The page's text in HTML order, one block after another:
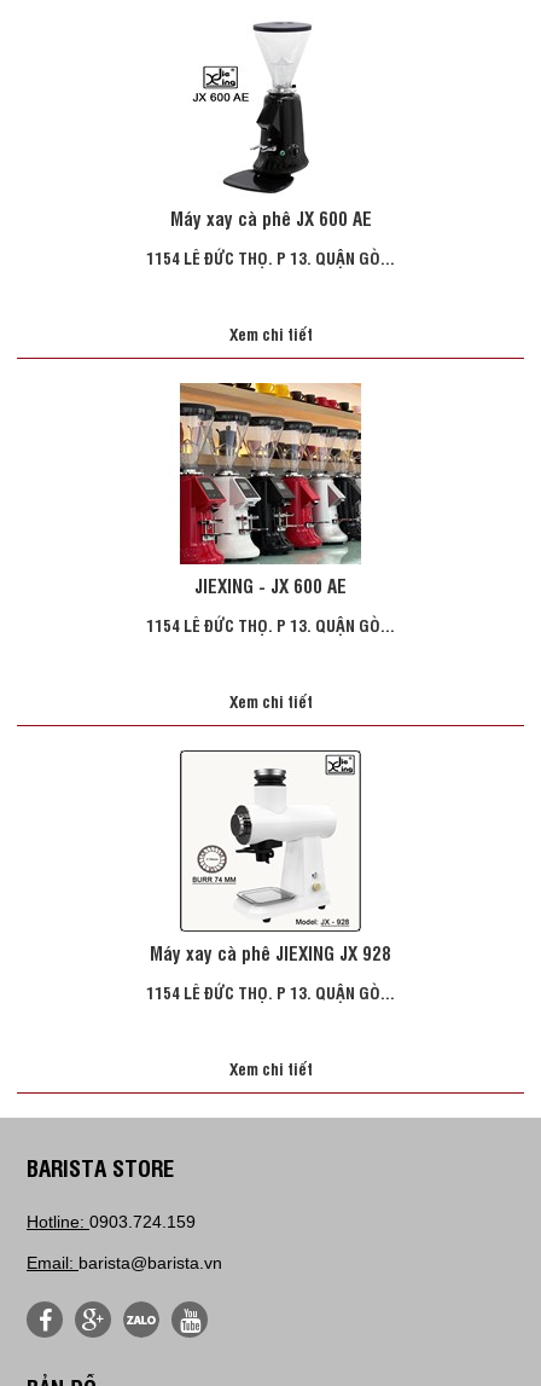
Máy xay cà phê JX 600 AE
1154 LÊ ĐỨC THỌ. P 13. QUẬN GÒ...
Xem chi tiết
JIEXING - JX 600 AE
1154 LÊ ĐỨC THỌ. P 13. QUẬN GÒ...
Xem chi tiết
Máy xay cà phê JIEXING JX 928
1154 LÊ ĐỨC THỌ. P 13. QUẬN GÒ...
Xem chi tiết
BARISTA STORE
Hotline: 0903.724.159
Email: barista@barista.vn